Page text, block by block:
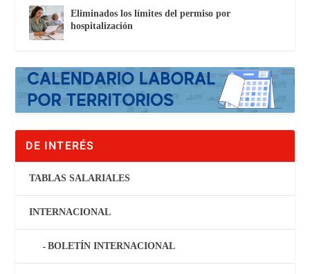
Eliminados los límites del permiso por
hospitalización
DE INTERÉS
TABLAS SALARIALES
INTERNACIONAL
BOLETÍN INTERNACIONAL